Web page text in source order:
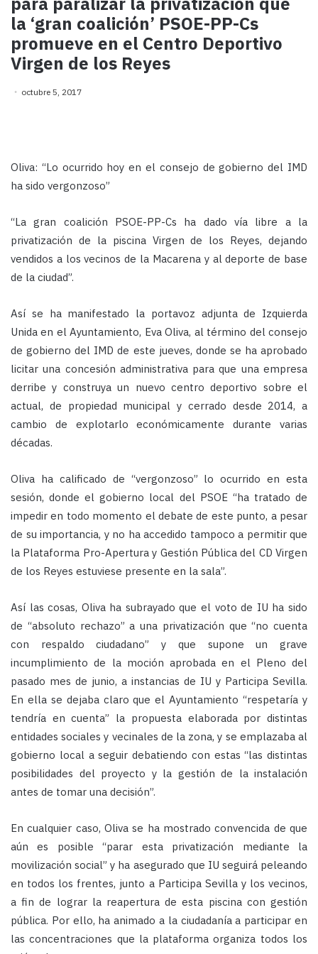
la ‘gran coalición’ PSOE-PP-Cs
promueve en el Centro Deportivo
Virgen de los Reyes
octubre 5, 2017
Oliva: “Lo ocurrido hoy en el consejo de gobierno del IMD
ha sido vergonzoso”
“La gran coalición PSOE-PP-Cs ha dado vía libre a la
privatización de la piscina Virgen de los Reyes, dejando
vendidos a los vecinos de la Macarena y al deporte de base
de la ciudad”.
Así se ha manifestado la portavoz adjunta de Izquierda
Unida en el Ayuntamiento, Eva Oliva, al término del consejo
de gobierno del IMD de este jueves, donde se ha aprobado
licitar una concesión administrativa para que una empresa
derribe y construya un nuevo centro deportivo sobre el
actual, de propiedad municipal y cerrado desde 2014, a
cambio de explotarlo económicamente durante varias
décadas.
Oliva ha calificado de “vergonzoso” lo ocurrido en esta
sesión, donde el gobierno local del PSOE “ha tratado de
impedir en todo momento el debate de este punto, a pesar
de su importancia, y no ha accedido tampoco a permitir que
la Plataforma Pro-Apertura y Gestión Pública del CD Virgen
de los Reyes estuviese presente en la sala”.
Así las cosas, Oliva ha subrayado que el voto de IU ha sido
de “absoluto rechazo” a una privatización que “no cuenta
con respaldo ciudadano” y que supone un grave
incumplimiento de la moción aprobada en el Pleno del
pasado mes de junio, a instancias de IU y Participa Sevilla.
En ella se dejaba claro que el Ayuntamiento “respetaría y
tendría en cuenta” la propuesta elaborada por distintas
entidades sociales y vecinales de la zona, y se emplazaba al
gobierno local a seguir debatiendo con estas “las distintas
posibilidades del proyecto y la gestión de la instalación
antes de tomar una decisión”.
En cualquier caso, Oliva se ha mostrado convencida de que
aún es posible “parar esta privatización mediante la
movilización social” y ha asegurado que IU seguirá peleando
en todos los frentes, junto a Participa Sevilla y los vecinos,
a fin de lograr la reapertura de esta piscina con gestión
pública. Por ello, ha animado a la ciudadanía a participar en
las concentraciones que la plataforma organiza todos los